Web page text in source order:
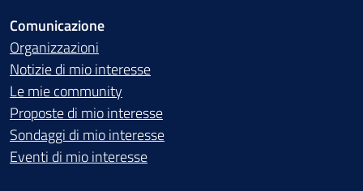
Comunicazione
Organizzazioni
Notizie di mio interesse
Le mie community
Proposte di mio interesse
Sondaggi di mio interesse
Eventi di mio interesse